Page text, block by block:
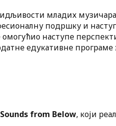
младих
подршку и
омогућио наступе
едукативне
Sounds from Below, који